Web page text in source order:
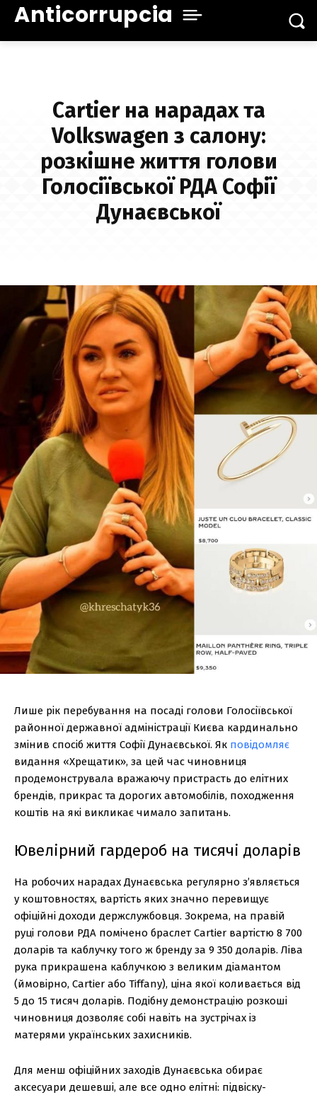
Anticorrupcia
Cartier на нарадах та
Volkswagen з салону:
розкішне життя голови
Голосіївської РДА Софії
Дунаєвської
Лише рік перебування на посаді голови Голосіївської
районної державної адміністрації Києва кардинально
змінив спосіб життя Софії Дунаєвської. Як повідомляє
видання «Хрещатик», за цей час чиновниця
продемонструвала вражаючу пристрасть до елітних
брендів, прикрас та дорогих автомобілів, походження
коштів на які викликає чимало запитань.
Ювелірний гардероб на тисячі доларів
На робочих нарадах Дунаєвська регулярно з’являється
у коштовностях, вартість яких значно перевищує
офіційні доходи держслужбовця. Зокрема, на правій
руці голови РДА помічено браслет Cartier вартістю 8 700
доларів та каблучку того ж бренду за 9 350 доларів. Ліва
рука прикрашена каблучкою з великим діамантом
(ймовірно, Cartier або Tiffany), ціна якої коливається від
5 до 15 тисяч доларів. Подібну демонстрацію розкоші
чиновниця дозволяє собі навіть на зустрічах із
матерями українських захисників.
Для менш офіційних заходів Дунаєвська обирає
аксесуари дешевші, але все одно елітні: підвіску-